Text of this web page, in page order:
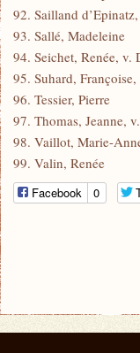
92. Sailland
93. Sallé, Madeleine
94. Seichet, Renée, v.
95. Suhard,
96. Tessier, Pierre
97. Thomas, Jeanne,
98. Vaillot, Marie-
99. Valin, Renée
Facebook 0